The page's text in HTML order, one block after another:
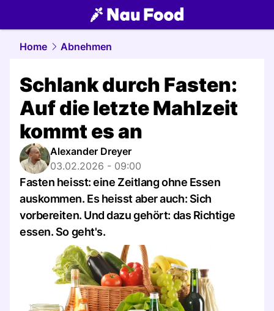
food.NAU.ch
Home Abnehmen
Schlank durch Fasten:
Auf die letzte Mahlzeit
kommt es an
Alexander Dreyer
03.02.2026 - 09:00
Fasten heisst: eine Zeitlang ohne Essen
auskommen. Es heisst aber auch: Sich
vorbereiten. Und dazu gehört: das Richtige
essen. So geht's.